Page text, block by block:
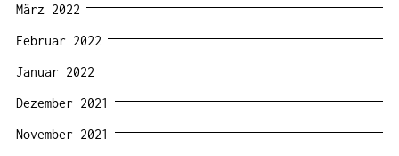
März 2022
Februar 2022
Januar 2022
Dezember 2021
November 2021